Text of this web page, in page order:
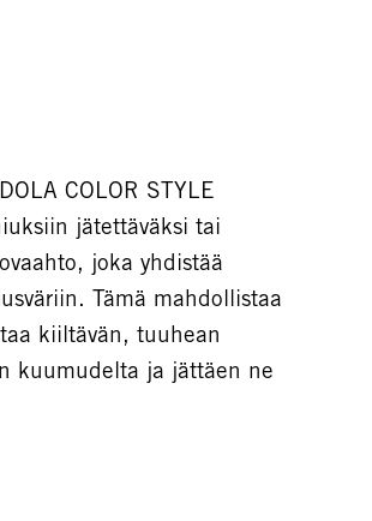
COLOR STYLE
jätettäväksi tai
joka yhdistää
Tämä mahdollistaa
kiiltävän, tuuhean
kuumudelta ja jättäen ne